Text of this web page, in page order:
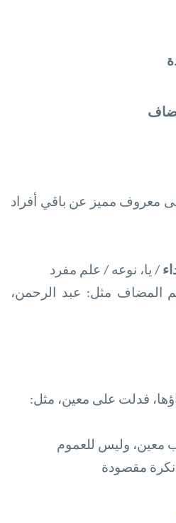
معروف مميز عن باقي أفراد
/ يا، نوعه / علم مفرد
المضاف مثل: عبد الرحمن،
فدلت على معين، مثل:
معين، وليس للعموم
مقصودة